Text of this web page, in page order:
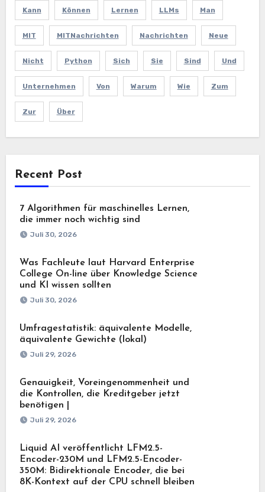
Kann Können Lernen LLMs Man
MIT MITNachrichten Nachrichten Neue
Nicht Python Sich Sie Sind Und
Unternehmen Von Warum Wie Zum
Zur Über
Recent Post
7 Algorithmen für maschinelles Lernen,
die immer noch wichtig sind
Juli 30, 2026
Was Fachleute laut Harvard Enterprise
College On-line über Knowledge Science
und KI wissen sollten
Juli 30, 2026
Umfragestatistik: äquivalente Modelle,
äquivalente Gewichte (lokal)
Juli 29, 2026
Genauigkeit, Voreingenommenheit und
die Kontrollen, die Kreditgeber jetzt
benötigen |
Juli 29, 2026
Liquid AI veröffentlicht LFM2.5-
Encoder-230M und LFM2.5-Encoder-
350M: Bidirektionale Encoder, die bei
8K-Kontext auf der CPU schnell bleiben